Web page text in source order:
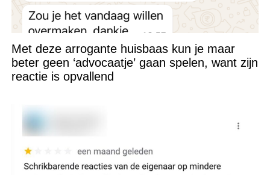
Met deze arrogante huisbaas kun je maar
beter geen ‘advocaatje’ gaan spelen, want zijn
reactie is opvallend